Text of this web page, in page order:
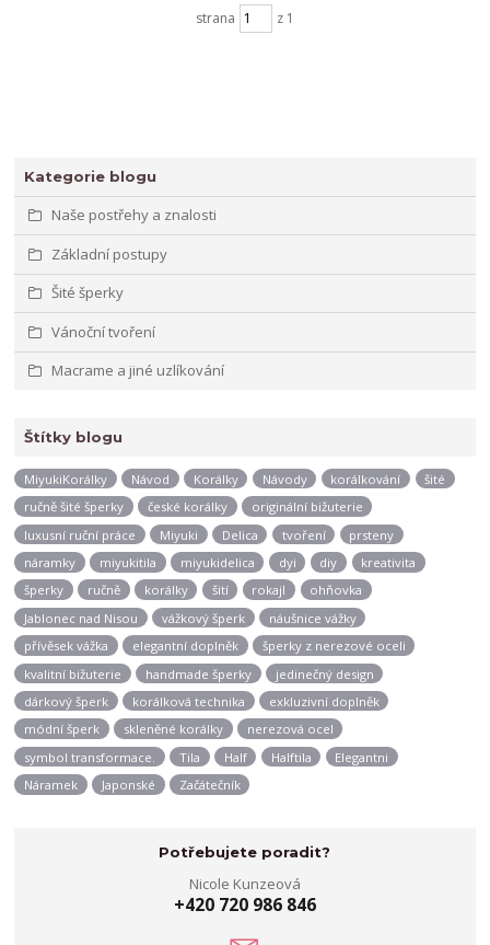
Kategorie blogu
Naše postřehy a znalosti
Základní postupy
Šité šperky
Vánoční tvoření
Macrame a jiné uzlíkování
Štítky blogu
MiyukiKorálky Návod Korálky Návody korálkování
šité
ručně šité šperky
české korálky
originální bižuterie
luxusní ruční práce
Miyuki Delica tvoření
prsteny
náramky
miyukitila miyukidelica dyi diy
kreativita
šperky
ručně korálky šití rokajl
ohňovka
Jablonec nad Nisou
vážkový šperk
náušnice vážky
přívěsek vážka
elegantní doplněk
šperky z nerezové oceli
kvalitní bižuterie
handmade šperky
jedinečný design
dárkový šperk
korálková technika
exkluzivní doplněk
módní šperk
skleněné korálky
nerezová ocel
symbol transformace.
Tila Half Halftila
Elegantni
Náramek
Japonské Začátečník
Potřebujete poradit?
Nicole Kunzeová
+420 720 986 846
strana z 1